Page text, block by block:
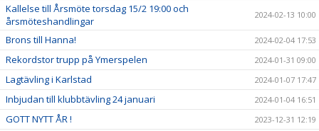
Kallelse till Årsmöte torsdag 15/2 19:00 och
årsmöteshandlingar
2024-02-13 10:00
Brons till Hanna! 2024-02-04 17:53
Rekordstor trupp på Ymerspelen 2024-01-31 09:00
Lagtävling i Karlstad 2024-01-07 17:47
Inbjudan till klubbtävling 24 januari 2024-01-04 16:51
GOTT NYTT ÅR ! 2023-12-31 12:19